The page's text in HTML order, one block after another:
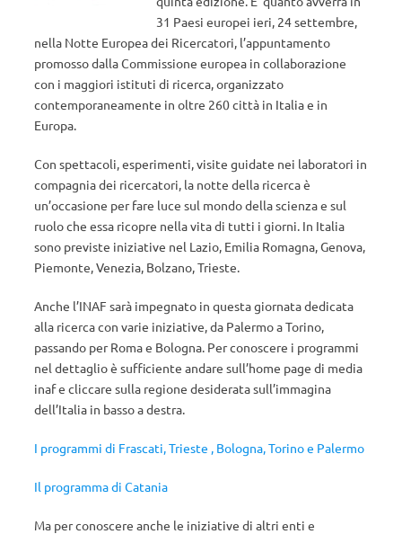
31 Paesi europei ieri, 24 settembre,
nella Notte Europea dei Ricercatori, l’appuntamento
promosso dalla Commissione europea in collaborazione
con i maggiori istituti di ricerca, organizzato
contemporaneamente in oltre 260 città in Italia e in
Europa.
Con spettacoli, esperimenti, visite guidate nei laboratori in
compagnia dei ricercatori, la notte della ricerca è
un’occasione per fare luce sul mondo della scienza e sul
ruolo che essa ricopre nella vita di tutti i giorni. In Italia
sono previste iniziative nel Lazio, Emilia Romagna, Genova,
Piemonte, Venezia, Bolzano, Trieste.
Anche l’INAF sarà impegnato in questa giornata dedicata
alla ricerca con varie iniziative, da Palermo a Torino,
passando per Roma e Bologna. Per conoscere i programmi
nel dettaglio è sufficiente andare sull’home page di media
inaf e cliccare sulla regione desiderata sull’immagina
dell’Italia in basso a destra.
I programmi di Frascati, Trieste , Bologna, Torino e Palermo
Il programma di Catania
Ma per conoscere anche le iniziative di altri enti e